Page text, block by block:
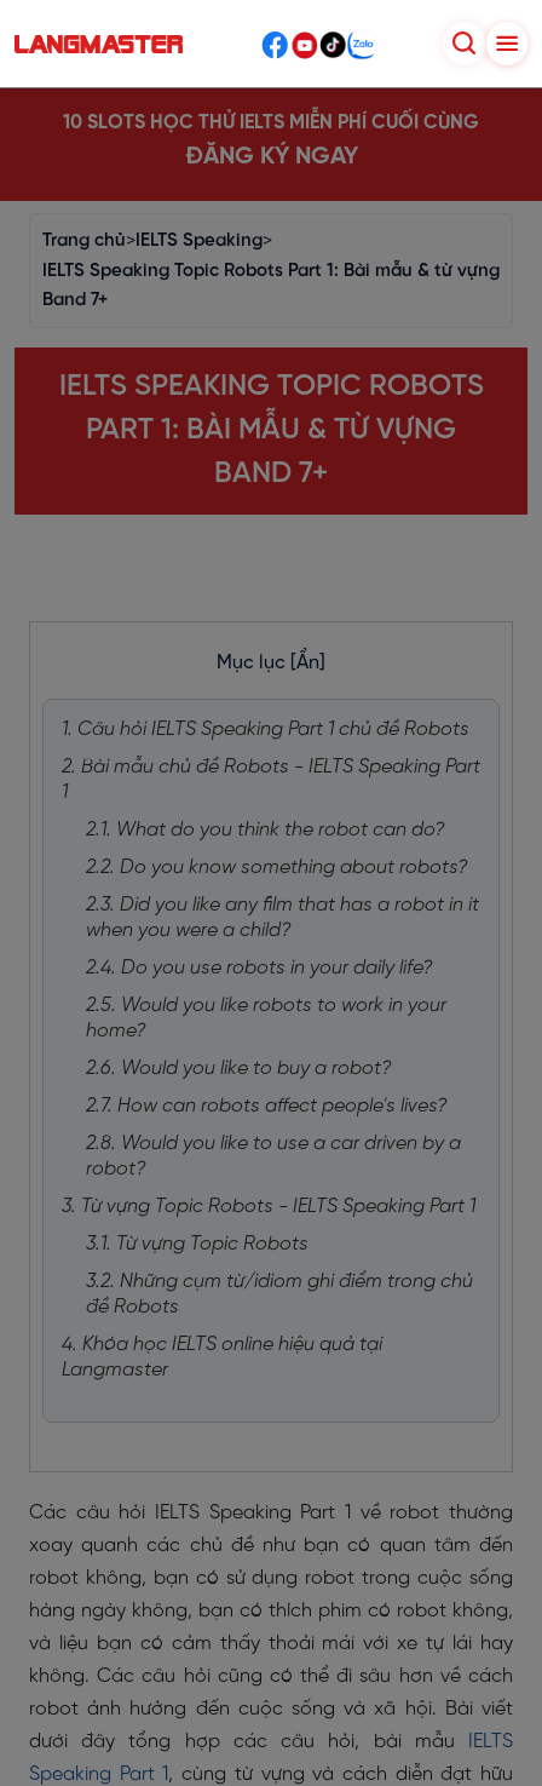
10 SLOTS HỌC THỬ IELTS MIỄN PHÍ CUỐI CÙNG
ĐĂNG KÝ NGAY
Trang chủ> IELTS Speaking>
IELTS Speaking Topic Robots Part 1: Bài mẫu & từ vựng
Band 7+
IELTS SPEAKING TOPIC ROBOTS
PART 1: BÀI MẪU & TỪ VỰNG
BAND 7+
Mục lục [Ẩn]
1. Câu hỏi IELTS Speaking Part 1 chủ đề Robots
2. Bài mẫu chủ đề Robots - IELTS Speaking Part
1
2.1. What do you think the robot can do?
2.2. Do you know something about robots?
2.3. Did you like any film that has a robot in it
when you were a child?
2.4. Do you use robots in your daily life?
2.5. Would you like robots to work in your
home?
2.6. Would you like to buy a robot?
2.7. How can robots affect people’s lives?
2.8. Would you like to use a car driven by a
robot?
3. Từ vựng Topic Robots - IELTS Speaking Part 1
3.1. Từ vựng Topic Robots
3.2. Những cụm từ/idiom ghi điểm trong chủ
đề Robots
4. Khóa học IELTS online hiệu quả tại
Langmaster
Các câu hỏi IELTS Speaking Part 1 về robot thường
xoay quanh các chủ đề như bạn có quan tâm đến
robot không, bạn có sử dụng robot trong cuộc sống
hàng ngày không, bạn có thích phim có robot không,
và liệu bạn có cảm thấy thoải mái với xe tự lái hay
không. Các câu hỏi cũng có thể đi sâu hơn về cách
robot ảnh hưởng đến cuộc sống và xã hội. Bài viết
dưới đây tổng hợp các câu hỏi, bài mẫu
IELTS
Speaking Part 1, cùng từ vựng và cách diễn đạt hữu